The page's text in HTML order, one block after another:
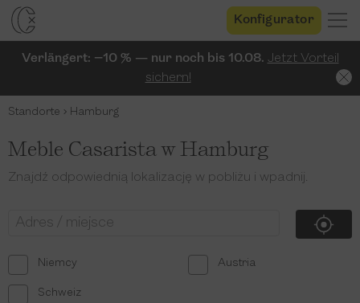
Konfigurator
Verlängert: −10 % — nur noch bis 10.08. Jetzt Vorteil
sichern!
Standorte Hamburg
Meble Casarista w Hamburg
Znajdź odpowiednią lokalizację w pobliżu i wpadnij.
Niemcy Austria
Schweiz